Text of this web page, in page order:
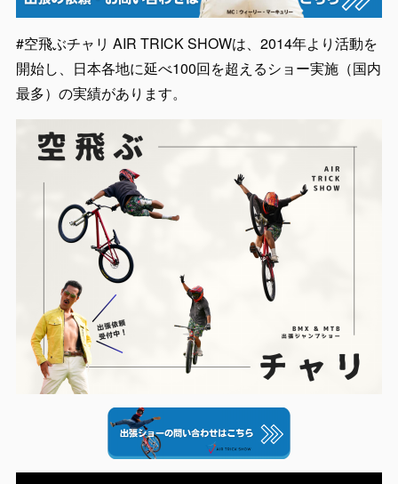
#空飛ぶチャリ AIR TRICK SHOWは、2014年より活動を
開始し、日本各地に延べ100回を超えるショー実施（国内
最多）の実績があります。